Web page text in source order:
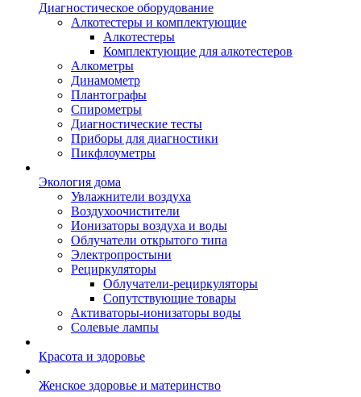
Диагностическое оборудование
Алкотестеры и комплектующие
Алкотестеры
Комплектующие для алкотестеров
Алкометры
Динамометр
Плантографы
Спирометры
Диагностические тесты
Приборы для диагностики
Пикфлоуметры
Экология дома
Увлажнители воздуха
Воздухоочистители
Ионизаторы воздуха и воды
Облучатели открытого типа
Электропростыни
Рециркуляторы
Облучатели-рециркуляторы
Сопутствующие товары
Активаторы-ионизаторы воды
Солевые лампы
Красота и здоровье
Женское здоровье и материнство